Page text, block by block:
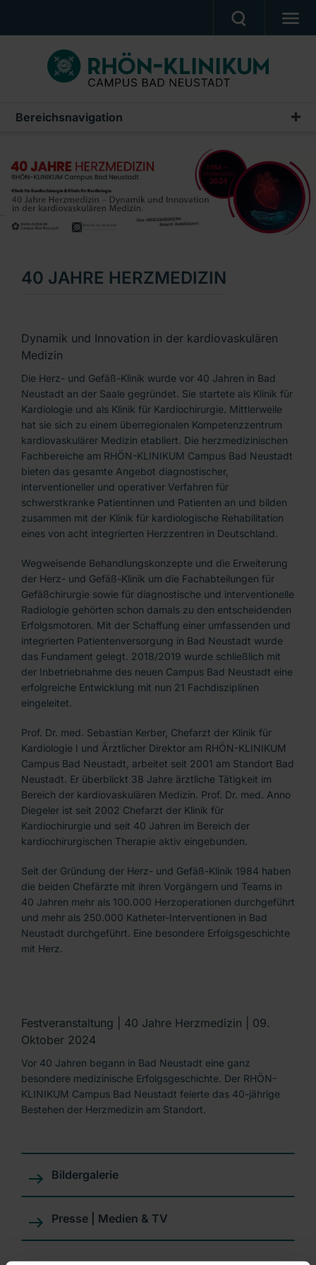
MEDIZIN & PFLEGE
PATIENTEN & BESUCHER
CAMPUS AKADEMIE
AKTUELLES
NOTFALL
Bereichsnavigation
Kardiologie
Team
Behandlungsschwerpunkte
Behandlungseinheiten
Qualität & Zertifizierungen
Forschung & Weiterbildung
Neuigkeiten
Presse | Medien & Veranstaltungen
Kontakt
40 JAHRE HERZMEDIZIN
Dynamik und Innovation in der kardiovaskulären
Medizin
Die Herz- und Gefäß-Klinik wurde vor 40 Jahren in Bad
Neustadt an der Saale gegründet. Sie startete als Klinik für
Kardiologie und als Klinik für Kardiochirurgie. Mittlerweile
hat sie sich zu einem überregionalen Kompetenzzentrum
kardiovaskulärer Medizin etabliert. Die herzmedizinischen
Fachbereiche am RHÖN-KLINIKUM Campus Bad Neustadt
bieten das gesamte Angebot diagnostischer,
interventioneller und operativer Verfahren für
schwerstkranke Patientinnen und Patienten an und bilden
zusammen mit der Klinik für kardiologische Rehabilitation
eines von acht integrierten Herzzentren in Deutschland.
Wegweisende Behandlungskonzepte und die Erweiterung
der Herz- und Gefäß-Klinik um die Fachabteilungen für
Gefäßchirurgie sowie für diagnostische und interventionelle
Radiologie gehörten schon damals zu den entscheidenden
Erfolgsmotoren. Mit der Schaffung einer umfassenden und
integrierten Patientenversorgung in Bad Neustadt wurde
das Fundament gelegt. 2018/2019 wurde schließlich mit
der Inbetriebnahme des neuen Campus Bad Neustadt eine
erfolgreiche Entwicklung mit nun 21 Fachdisziplinen
eingeleitet.
Prof. Dr. med. Sebastian Kerber, Chefarzt der Klinik für
Kardiologie I und Ärztlicher Direktor am RHÖN-KLINIKUM
Campus Bad Neustadt, arbeitet seit 2001 am Standort Bad
Neustadt. Er überblickt 38 Jahre ärztliche Tätigkeit im
Bereich der kardiovaskulären Medizin. Prof. Dr. med. Anno
Diegeler ist seit 2002 Chefarzt der Klinik für
Kardiochirurgie und seit 40 Jahren im Bereich der
kardiochirurgischen Therapie aktiv eingebunden.
Seit der Gründung der Herz- und Gefäß-Klinik 1984 haben
die beiden Chefärzte mit ihren Vorgängern und Teams in
40 Jahren mehr als 100.000 Herzoperationen durchgeführt
und mehr als 250.000 Katheter-Interventionen in Bad
Neustadt durchgeführt. Eine besondere Erfolgsgeschichte
mit Herz.
Festveranstaltung | 40 Jahre Herzmedizin | 09.
Oktober 2024
Vor 40 Jahren begann in Bad Neustadt eine ganz
besondere medizinische Erfolgsgeschichte. Der RHÖN-
KLINIKUM Campus Bad Neustadt feierte das 40-jährige
Bestehen der Herzmedizin am Standort.
Bildergalerie
Presse | Medien & TV